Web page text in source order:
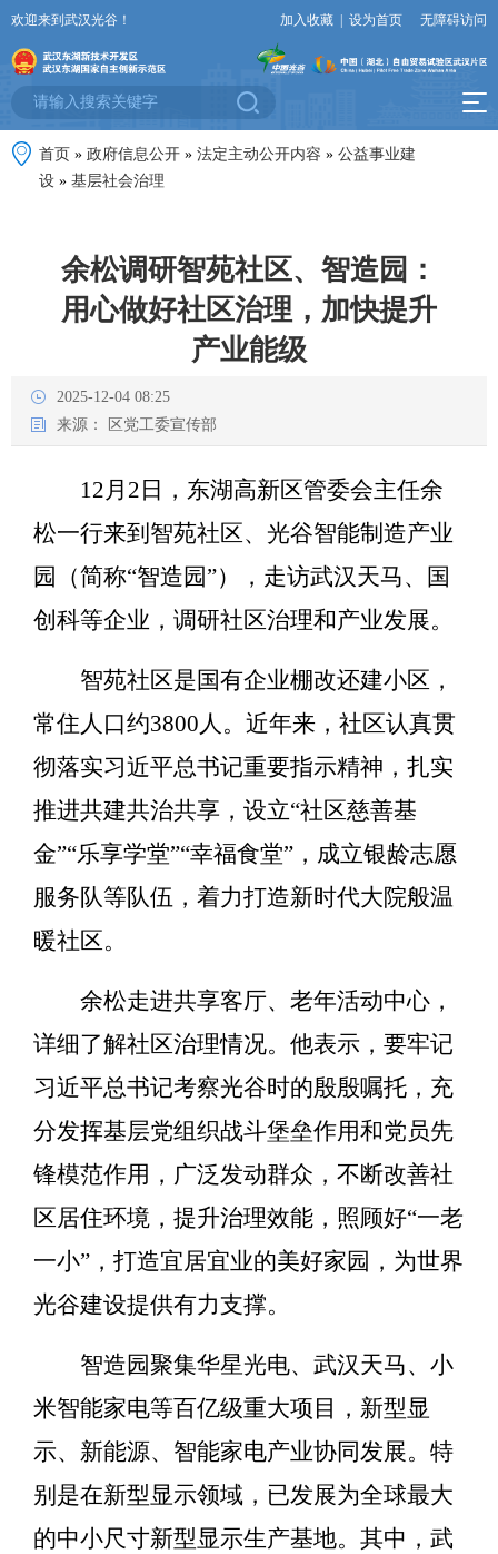
欢迎来到武汉光谷！ 加入收藏 设为首页 无障碍访问
首页 » 政府信息公开 » 法定主动公开内容 » 公益事业建
设 » 基层社会治理
余松调研智苑社区、智造园：
用心做好社区治理，加快提升
产业能级
2025-12-04 08:25
来源：
区党工委宣传部
12月2日，东湖高新区管委会主任余
松一行来到智苑社区、光谷智能制造产业
园（简称“智造园”），走访武汉天马、国
创科等企业，调研社区治理和产业发展。
智苑社区是国有企业棚改还建小区，
常住人口约3800人。近年来，社区认真贯
彻落实习近平总书记重要指示精神，扎实
推进共建共治共享，设立“社区慈善基
金”“乐享学堂”“幸福食堂”，成立银龄志愿
服务队等队伍，着力打造新时代大院般温
暖社区。
余松走进共享客厅、老年活动中心，
详细了解社区治理情况。他表示，要牢记
习近平总书记考察光谷时的殷殷嘱托，充
分发挥基层党组织战斗堡垒作用和党员先
锋模范作用，广泛发动群众，不断改善社
区居住环境，提升治理效能，照顾好“一老
一小”，打造宜居宜业的美好家园，为世界
光谷建设提供有力支撑。
智造园聚集华星光电、武汉天马、小
米智能家电等百亿级重大项目，新型显
示、新能源、智能家电产业协同发展。特
别是在新型显示领域，已发展为全球最大
的中小尺寸新型显示生产基地。其中，武